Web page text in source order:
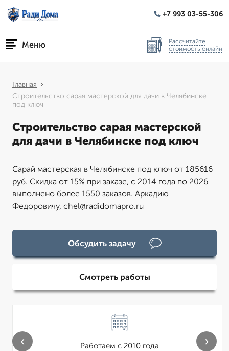
+7 993 03-55-306
Меню
Рассчитайте
стоимость онлайн
Главная
Строительство сарая мастерской для дачи в Челябинске
под ключ
Строительство сарая мастерской
для дачи в Челябинске под ключ
Сарай мастерская в Челябинске под ключ от 185616
руб. Скидка от 15% при заказе, с 2014 года по 2026
выполнено более 1550 заказов. Аркадию
Федоровичу, chel@radidomapro.ru
Обсудить задачу
Смотреть работы
Работаем с 2010 года
‹ ›